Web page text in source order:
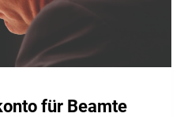
für Beamte